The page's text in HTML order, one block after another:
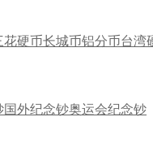
花硬币长城币铝分币台湾
国外纪念钞奥运会纪念钞